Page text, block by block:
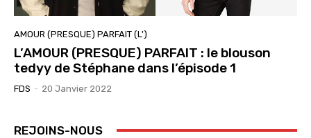
AMOUR (PRESQUE) PARFAIT (L')
L’AMOUR (PRESQUE) PARFAIT : le blouson
tedyy de Stéphane dans l’épisode 1
FDS - 20 Janvier 2022
REJOINS-NOUS